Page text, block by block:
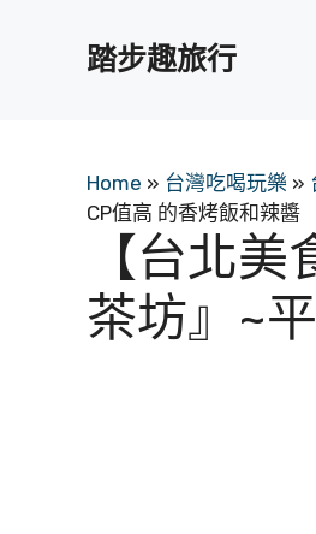
踏步趣旅行
Home » 台灣吃喝玩樂 »
CP值高 的香烤飯和辣醬
【台北
茶坊』~